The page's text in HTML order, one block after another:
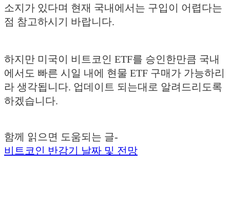
소지가 있다며 현재 국내에서는 구입이 어렵다는
점 참고하시기 바랍니다.
하지만 미국이 비트코인 ETF를 승인한만큼 국내
에서도 빠른 시일 내에 현물 ETF 구매가 가능하리
라 생각됩니다. 업데이트 되는대로 알려드리도록
하겠습니다.
함께 읽으면 도움되는 글-
비트코인 반감기 날짜 및 전망